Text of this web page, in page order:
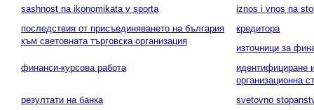
sashnost na ikonomikata v sporta
iznos i vnos na
последствия от присъединяването на българия
към световната търговска организация
кредитора
източници за
финанси-курсова работа
идентифициране
организационна
резултати на банка
svetovno